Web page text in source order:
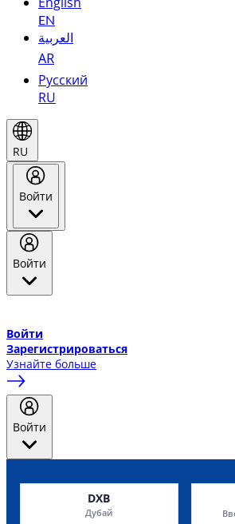
EN
العربية
AR
Русский
RU
RU
Войти
Войти
Войти
Зарегистрироваться
Узнайте больше
Войти
DXB
Дубай